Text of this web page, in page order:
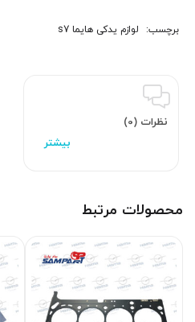
برچسب: لوازم یدکی هایما s7
نظرات (0)
محصولات مرتبط